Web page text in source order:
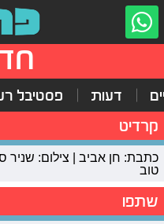
דעות פסטיבל
קרדיט
כתבת: חן אביב | צילום: שניר
טוב
שתפו